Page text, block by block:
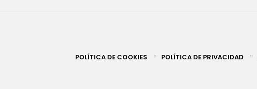
POLÍTICA DE COOKIES POLÍTICA DE PRIVACIDAD